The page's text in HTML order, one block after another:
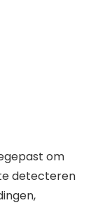
om
detecteren